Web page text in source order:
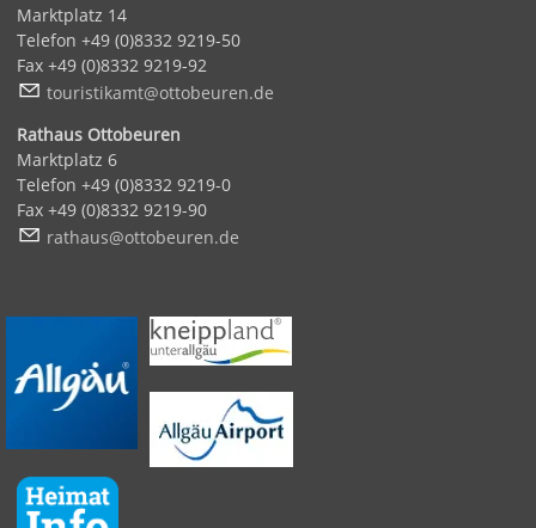
Marktplatz 14
Telefon +49 (0)8332 9219-50
Fax +49 (0)8332 9219-92
t
r st k mt tt b r n d
Rathaus Ottobeuren
Marktplatz 6
Telefon +49 (0)8332 9219-0
Fax +49 (0)8332 9219-90
r th s tt b r n d